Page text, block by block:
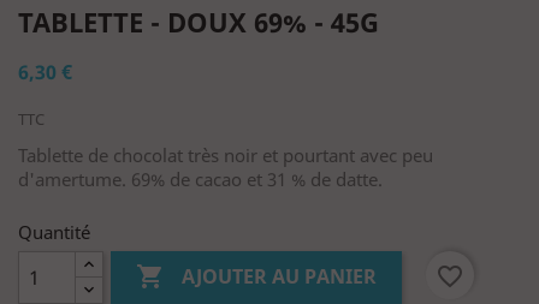
TABLETTE - DOUX 69% - 45G
6,30 €
TTC
Tablette de chocolat très noir et pourtant avec peu
d'amertume. 69% de cacao et 31 % de datte.
Quantité
 AJOUTER AU PANIER favorite_border